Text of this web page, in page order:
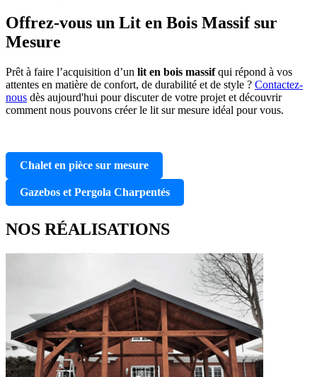
Offrez-vous un Lit en Bois Massif sur
Mesure
Prêt à faire l’acquisition d’un lit en bois massifqui répond à vos
attentes en matière de confort, de durabilité et de style ? Contactez-
nous dès aujourd'hui pour discuter de votre projet et découvrir
comment nous pouvons créer le lit sur mesure idéal pour vous.
Chalet en pièce sur mesure
Gazebos et Pergola Charpentés
NOS RÉALISATIONS